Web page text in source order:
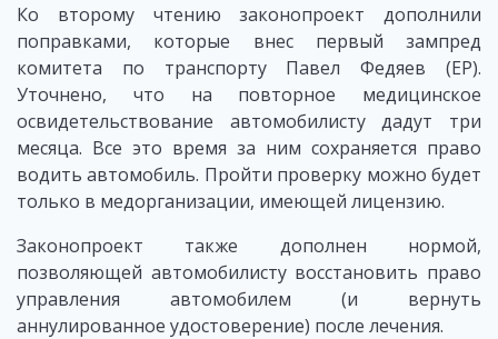
Ко второму чтению законопроект дополнили
поправками, которые внес первый зампред
комитета по транспорту Павел Федяев (ЕР).
Уточнено, что на повторное медицинское
освидетельствование автомобилисту дадут три
месяца. Все это время за ним сохраняется право
водить автомобиль. Пройти проверку можно будет
только в медорганизации, имеющей лицензию.
Законопроект также дополнен нормой,
позволяющей автомобилисту восстановить право
управления автомобилем (и вернуть
аннулированное удостоверение) после лечения.